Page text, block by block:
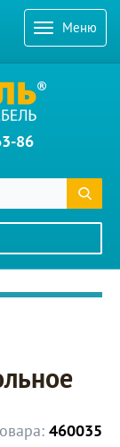
Меню
86
460035